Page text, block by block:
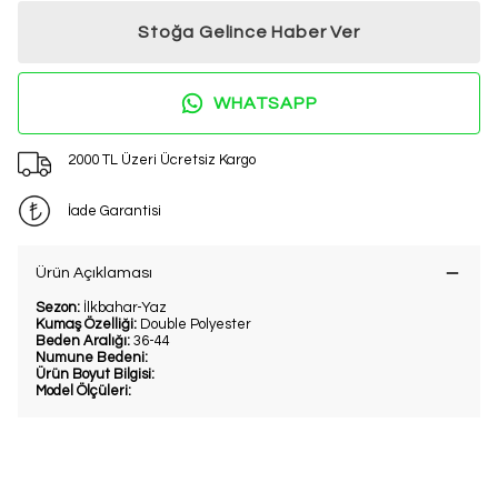
Stoğa Gelince Haber Ver
WHATSAPP
2000 TL Üzeri Ücretsiz Kargo
İade Garantisi
Ürün Açıklaması
Sezon: İlkbahar-Yaz
Kumaş Özelliği: Double Polyester
Beden Aralığı: 36-44
Numune Bedeni:
Ürün Boyut Bilgisi:
Model Ölçüleri: